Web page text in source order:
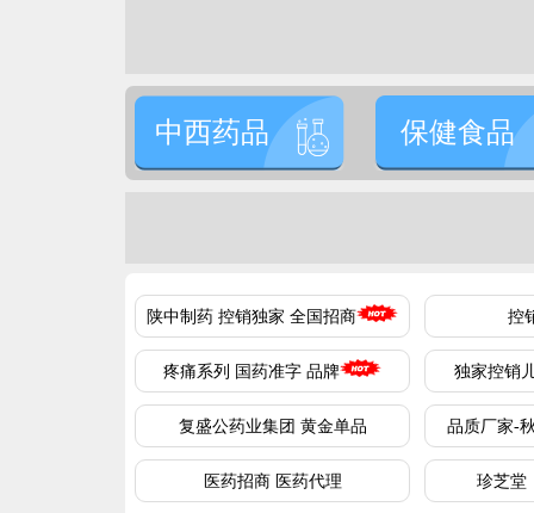
中西药品 保健食品
陕中制药 控销独家 全国招商 控
疼痛系列 国药准字 品牌 独家控销
复盛公药业集团 黄金单品 品质厂家-
医药招商 医药代理 珍芝堂